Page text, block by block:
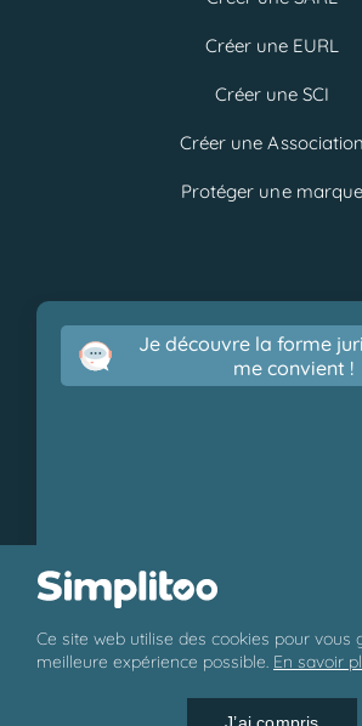
Ce site web utilise des cookies pour vous
meilleure expérience possible. En savoir
Créer une EURL
Créer une SCI
Créer une Association
Protéger une marque
Je découvre la forme
me convient !
© 2026 Simplitoo - Tous droits